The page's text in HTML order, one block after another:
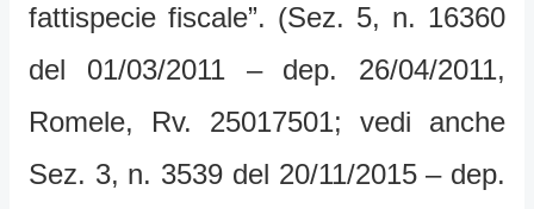
fattispecie fiscale”. (Sez. 5, n. 16360
del 01/03/2011 – dep. 26/04/2011,
Romele, Rv. 25017501; vedi anche
Sez. 3, n. 3539 del 20/11/2015 – dep.